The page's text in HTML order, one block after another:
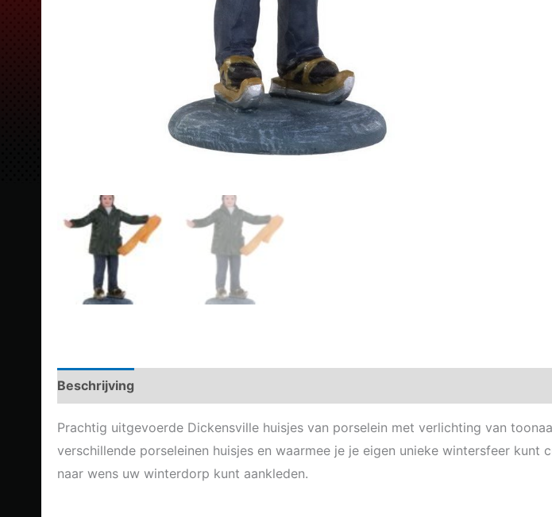
Beschrijving
Prachtig uitgevoerde Dickensville huisjes van porselein met verlichting van
verschillende porseleinen huisjes en waarmee je je eigen unieke wintersfeer
naar wens uw winterdorp kunt aankleden.